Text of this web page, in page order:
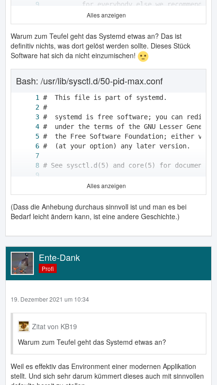
Alles anzeigen
Warum zum Teufel geht das Systemd etwas an? Das ist
definitiv nichts, was dort gelöst werden sollte. Dieses Stück
Software hat sich da nicht einzumischen!
Bash: /usr/lib/sysctl.d/50-pid-max.conf
Alles anzeigen
(Dass die Anhebung durchaus sinnvoll ist und man es bei
Bedarf leicht ändern kann, ist eine andere Geschichte.)
Ente-Dank
Profi
19. Dezember 2021 um 10:34
Zitat von KB19
Warum zum Teufel geht das Systemd etwas an?
Weil es effektiv das Environment einer modernen Applikation
stellt. Und sich sehr darum kümmert dieses auch mit sinnvollen